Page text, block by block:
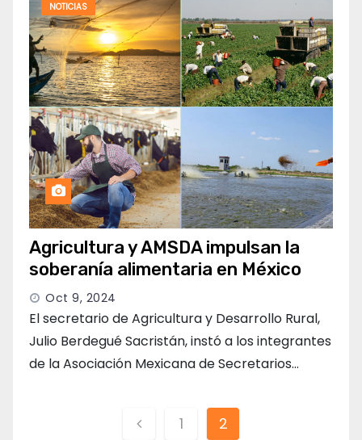
NOTICIAS
Agricultura y AMSDA impulsan la
soberanía alimentaria en México
Oct 9, 2024
El secretario de Agricultura y Desarrollo Rural,
Julio Berdegué Sacristán, instó a los integrantes
de la Asociación Mexicana de Secretarios…
Paginación
1 2